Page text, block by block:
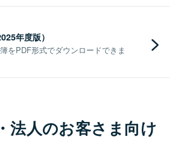
年度版）
をPDF形式でダウンロードできま
法人のお客さま向け